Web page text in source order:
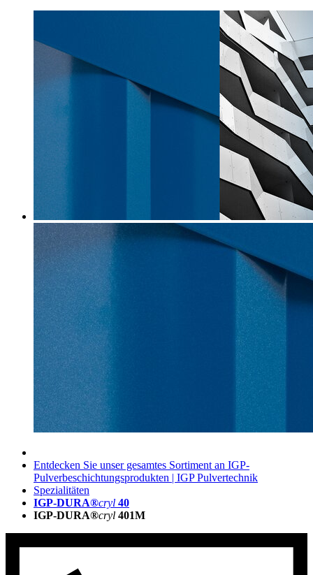
Entdecken Sie unser gesamtes Sortiment an IGP-
Pulverbeschichtungsprodukten | IGP Pulvertechnik
Spezialitäten
IGP-DURA®cryl 40
IGP-DURA®cryl 401M